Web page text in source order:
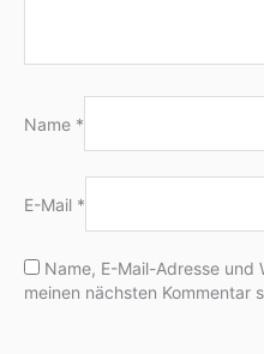
Name *
E-Mail *
Name, E-Mail-Adresse und
meinen nächsten Kommentar